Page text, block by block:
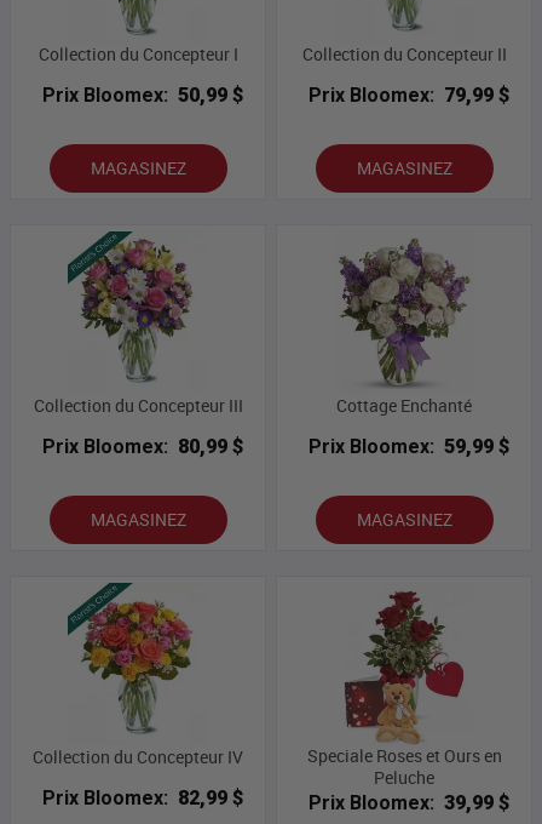
Collection du Concepteur I
Prix Bloomex: 50,99 $
MAGASINEZ
Collection du Concepteur II
Prix Bloomex: 79,99 $
MAGASINEZ
Collection du Concepteur III
Prix Bloomex: 80,99 $
MAGASINEZ
Cottage Enchanté
Prix Bloomex: 59,99 $
MAGASINEZ
Collection du Concepteur IV
Prix Bloomex: 82,99 $
Speciale Roses et Ours en
Peluche
Prix Bloomex: 39,99 $